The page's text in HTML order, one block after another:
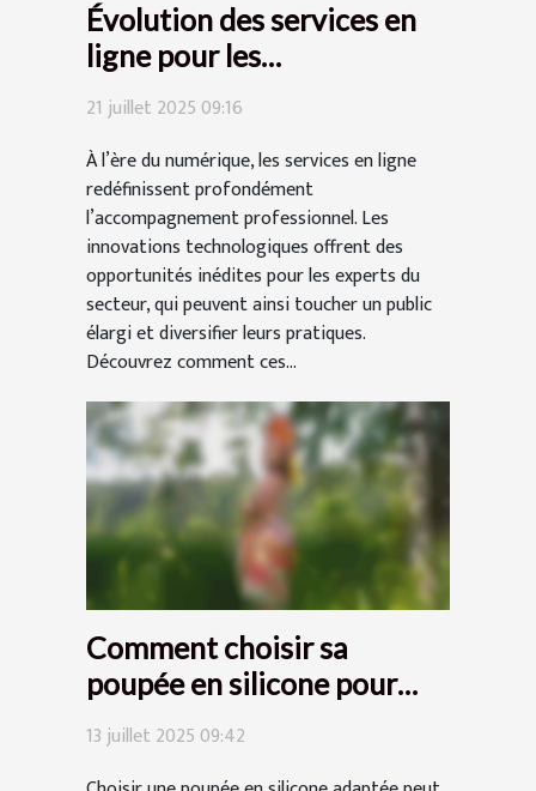
Évolution des services en
ligne pour les
professionnels de
l'accompagnement
21 juillet 2025 09:16
À l’ère du numérique, les services en ligne
redéfinissent profondément
l’accompagnement professionnel. Les
innovations technologiques offrent des
opportunités inédites pour les experts du
secteur, qui peuvent ainsi toucher un public
élargi et diversifier leurs pratiques.
Découvrez comment ces...
Comment choisir sa
poupée en silicone pour
une expérience optimale ?
13 juillet 2025 09:42